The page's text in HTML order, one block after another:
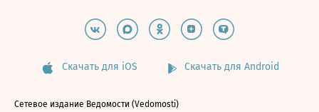
Скачать для iOS Скачать для Android
Сетевое издание Ведомости (Vedomosti)